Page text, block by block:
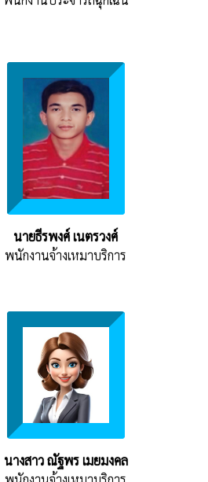
นายธีรพงศ์ เนตรวงศ์
พนักงานจ้างเหมาบริการ
นางสาว ณัฐพร เมยมงคล